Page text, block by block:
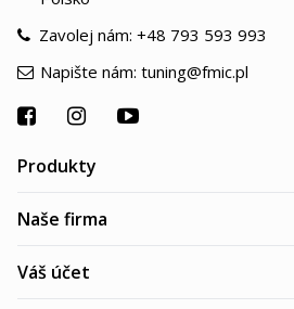
Zavolej nám: +48 793 593 993
Napište nám: tuning@fmic.pl
Produkty
Naše firma
Váš účet